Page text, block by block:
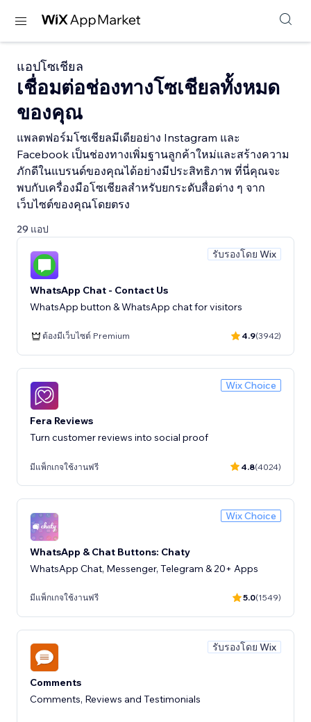
แอปโซเชียล
เชื่อมต่อช่องทางโซเชียลทั้งหมด
ของคุณ
แพลตฟอร์มโซเชียลมีเดียอย่าง Instagram และ
Facebook เป็นช่องทางเพิ่มฐานลูกค้าใหม่และสร้างความ
ภักดีในแบรนด์ของคุณได้อย่างมีประสิทธิภาพ ที่นี่คุณจะ
พบกับเครื่องมือโซเชียลสำหรับยกระดับสื่อต่าง ๆ จาก
เว็บไซต์ของคุณโดยตรง
29 แอป
รับรองโดย Wix
WhatsApp Chat - Contact Us
WhatsApp button & WhatsApp chat for visitors
ต้องมีเว็บไซต์ Premium 4.9(3942)
Wix Choice
Fera Reviews
Turn customer reviews into social proof
มีแพ็กเกจใช้งานฟรี 4.8(4024)
Wix Choice
WhatsApp & Chat Buttons: Chaty
WhatsApp Chat, Messenger, Telegram & 20+ Apps
มีแพ็กเกจใช้งานฟรี 5.0(1549)
รับรองโดย Wix
Comments
Comments, Reviews and Testimonials